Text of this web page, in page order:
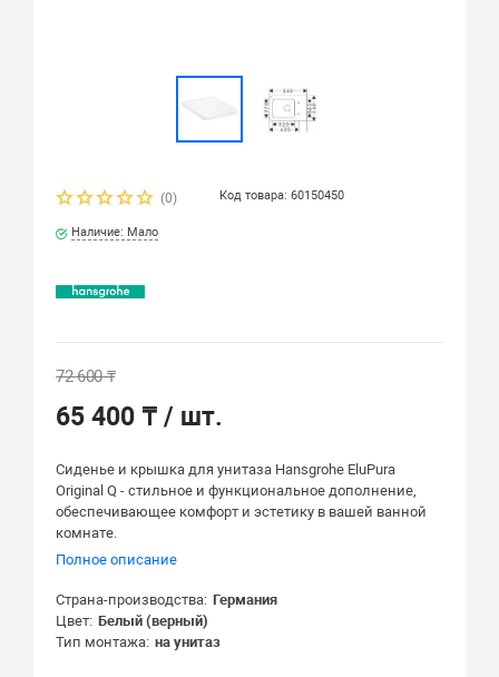
(0) Код товара: 60150450
Наличие: Мало
72 600 ₸
65 400 ₸/ шт.
Сиденье и крышка для унитаза Hansgrohe EluPura
Original Q - стильное и функциональное дополнение,
обеспечивающее комфорт и эстетику в вашей ванной
комнате.
Полное описание
Страна-производства Германия
Цвет Белый (верный)
Тип монтажа на унитаз